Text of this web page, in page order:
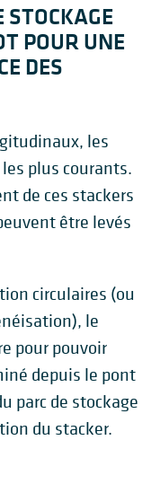
STOCKAGE
POUR UNE
DES
les
plus courants.
de ces stackers
être levés
circulaires (ou
le
pour pouvoir
depuis le pont
parc de stockage
du stacker.